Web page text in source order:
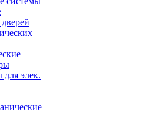
для элек.